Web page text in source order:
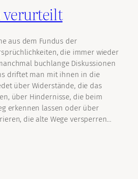
verurteilt
aus dem Fundus der
die immer wieder
buchlange Diskussionen
driftet man mit ihnen in die
über Widerstände, die das
über Hindernisse, die beim
erkennen lassen oder über
die alte Wege versperren…